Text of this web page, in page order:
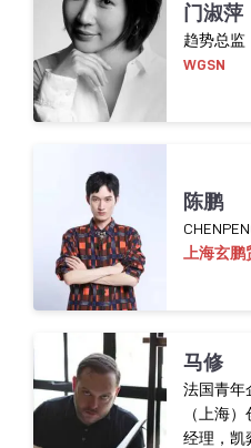
以及国内 Mistine & Babi，
任职巴黎高等矿业学院
从事环保相关教育及科
东京大学的代表之一，
一届可持续发展论坛
Adventi Communication
品牌提供整合营销的策
务。
2019年，她创立了
续变革的整合平台
门淑萍
趋势总监
WGSN
在时尚行业拥有超过15
趋势和中国本土市场需
察。作为中国区趋势总
趋势分析，并为客户提
势，为中国本土品牌提
定需求提供专业指导。
陈鹏
上海玄
马修
法国青年
（上海
经理，凯